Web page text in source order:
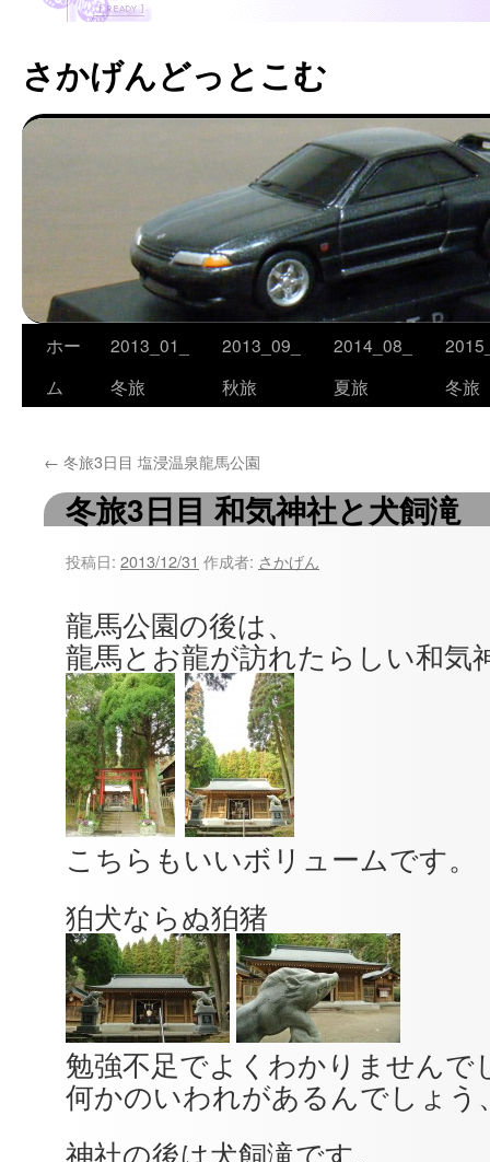
さかげんどっとこむ
コ
ン
ツ
ホー
ム
2013_01_
冬旅
2013_09_
秋旅
2014_08_
夏旅
冬旅
← 冬旅3日目 塩浸温泉龍馬公園
冬旅3日目 和気神社と犬飼滝
投稿日: 2013/12/31 作成者: さかげん
龍馬公園の後は、
龍馬とお龍が訪れたらしい和気
こちらもいいボリュームです。
狛犬ならぬ狛猪
勉強不足でよくわかりませんで
何かのいわれがあるんでしょう
神社の後は犬飼滝です。